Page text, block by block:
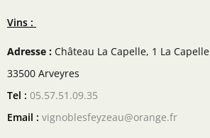
Vins :
Adresse : Château La Capelle, 1 La Capelle
33500 Arveyres
Tel : 05.57.51.09.35
Email : vignoblesfeyzeau@orange.fr